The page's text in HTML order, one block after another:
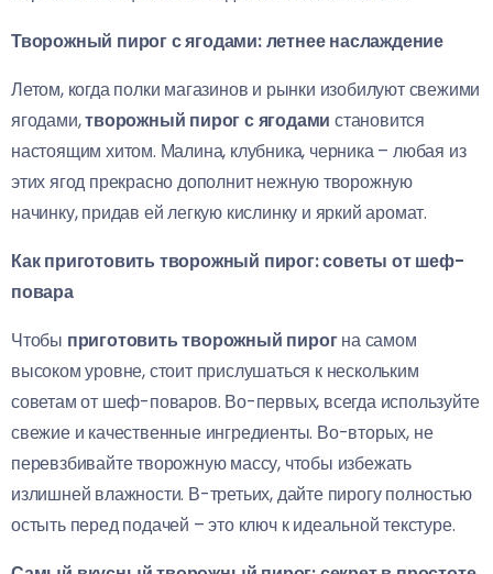
Творожный пирог с ягодами: летнее наслаждение
Летом, когда полки магазинов и рынки изобилуют свежими
ягодами,творожный пирог с ягодами становится
настоящим хитом. Малина, клубника, черника – любая из
этих ягод прекрасно дополнит нежную творожную
начинку, придав ей легкую кислинку и яркий аромат.
Как приготовить творожный пирог: советы от шеф-
повара
Чтобы приготовить творожный пирогна самом
высоком уровне, стоит прислушаться к нескольким
советам от шеф-поваров. Во-первых, всегда используйте
свежие и качественные ингредиенты. Во-вторых, не
перевзбивайте творожную массу, чтобы избежать
излишней влажности. В-третьих, дайте пирогу полностью
остыть перед подачей – это ключ к идеальной текстуре.